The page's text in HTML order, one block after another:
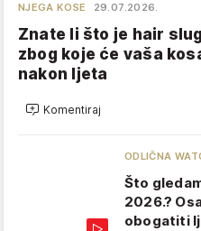
NJEGA KOSE 29.07.2026.
Znate li što je hair
zbog koje će vaša
nakon ljeta
Komentiraj
ODLIČNA
Što
2026.?
obogatiti